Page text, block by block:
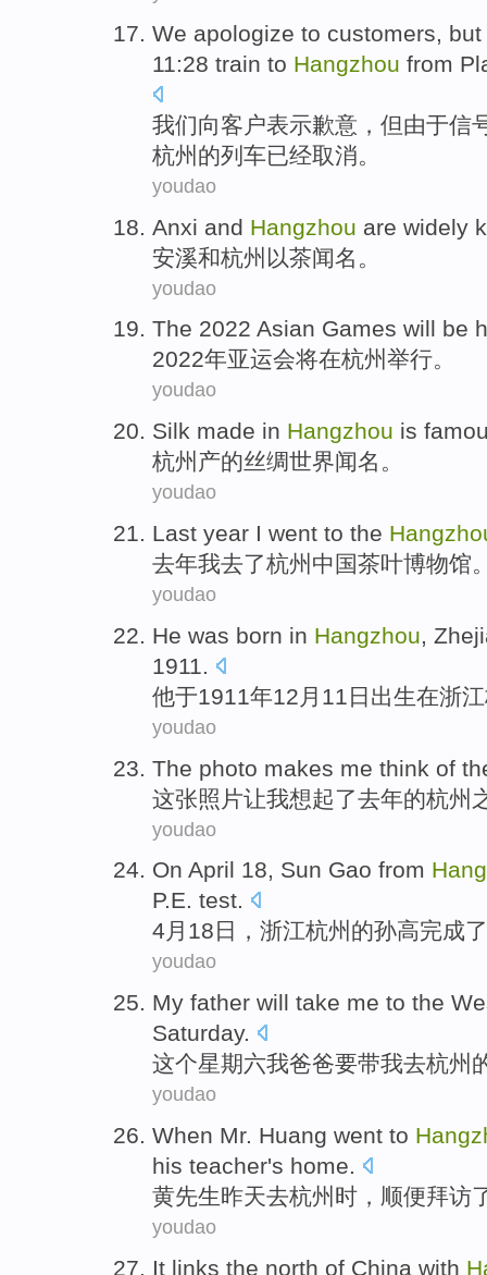
We apologize to customers, but
11:28 train to Hangzhou from
我们向客户表示歉意 ， 但由于信
杭州 的列车已经取消。
youdao
Anxi and Hangzhou are widely
安溪和杭州以茶闻名。
youdao
The 2022 Asian Games will be
2022年亚运会将在杭州举行。
youdao
Silk made in Hangzhou is
杭州产的丝绸世界闻名。
youdao
Last year I went to the
去年我去了杭州中国茶叶博物馆
youdao
He was born in Hangzhou,
1911.
他于1911年12月11日出生在浙
youdao
The photo makes me think of
这张照片让我想起了去年的杭州
youdao
On April 18, Sun Gao from
P.E. test.
4 月18日，浙江杭州的孙高完成
youdao
My father will take me to the
Saturday.
这个星期六我爸爸要带我去杭州
youdao
When Mr. Huang went to
his teacher's home.
黄先生昨天去杭州时，顺便拜访
youdao
It links the north of China with